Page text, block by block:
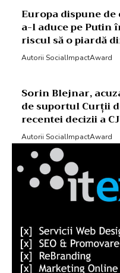
Europa dispune
a-l aduce pe Putin
riscul să o piardă
Autorii SocialImpactAward
Sorin Blejnar,
de suportul Curții
recentei decizii a
Autorii SocialImpactAward